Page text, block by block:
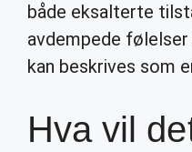
både eksalterte
avdempede
kan beskrives som
Hva vil